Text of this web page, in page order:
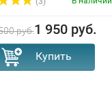
руб.1 950 руб.